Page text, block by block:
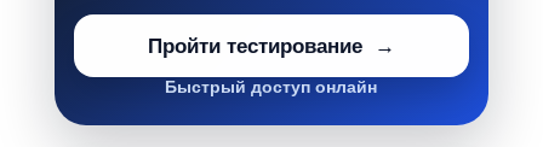
Пройти тестирование
Быстрый доступ онлайн